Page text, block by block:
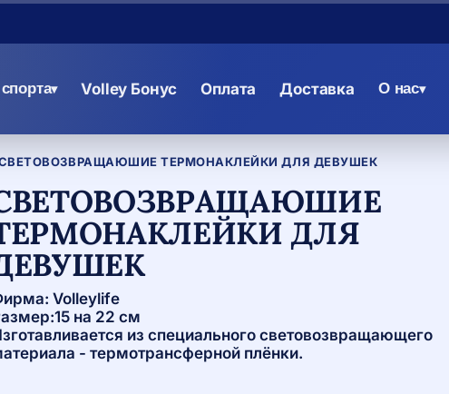
▾ Volley Бонус Оплата Доставка О нас▾
ТЕРМОНАКЛЕЙКИ ДЛЯ ДЕВУШЕК
ДЛЯ
Volleylife
на 22 см
из специального световозвращающего
- термотрансферной плёнки.